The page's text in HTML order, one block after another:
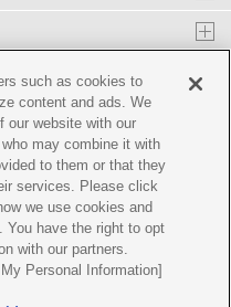
シー Cookie ポリシー
such as cookies to
content and ads. We
our website with our
may combine it with
to them or that they
services. Please click
we use cookies and
You have the right to opt
with our partners.
Personal Information]